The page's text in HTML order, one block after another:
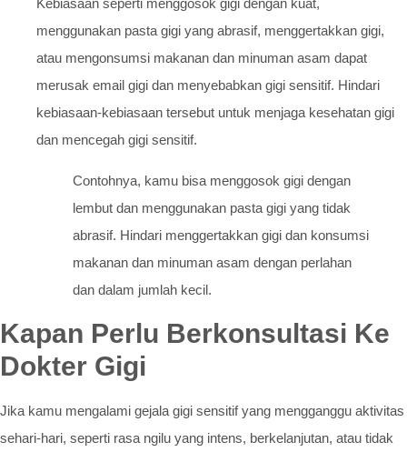
menggunakan pasta gigi yang abrasif, menggertakkan gigi,
atau mengonsumsi makanan dan minuman asam dapat
merusak email gigi dan menyebabkan gigi sensitif. Hindari
kebiasaan-kebiasaan tersebut untuk menjaga kesehatan gigi
dan mencegah gigi sensitif.
Contohnya, kamu bisa menggosok gigi dengan
lembut dan menggunakan pasta gigi yang tidak
abrasif. Hindari menggertakkan gigi dan konsumsi
makanan dan minuman asam dengan perlahan
dan dalam jumlah kecil.
Kapan Perlu Berkonsultasi Ke
Dokter Gigi
Jika kamu mengalami gejala gigi sensitif yang mengganggu aktivitas
sehari-hari, seperti rasa ngilu yang intens, berkelanjutan, atau tidak